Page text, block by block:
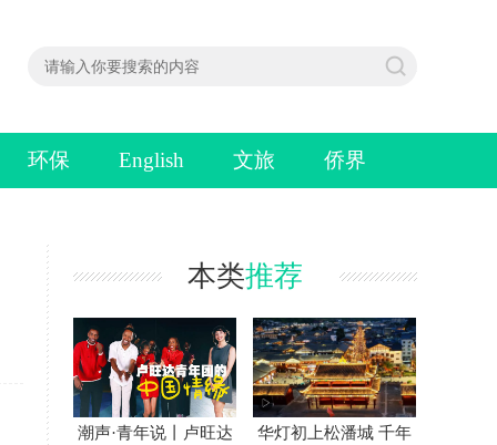
环保 English 文旅 侨界
本类推荐
潮声·青年说丨卢旺达
华灯初上松潘城 千年